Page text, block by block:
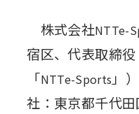
株式会社NTTe-
宿区、代表取締
「NTTe-Sports」
社：東京都千代